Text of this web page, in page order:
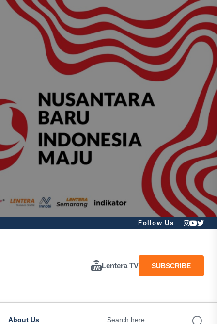
Follow Us
Lentera TV SUBSCRIBE
About Us